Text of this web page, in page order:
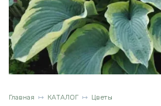
Главная КАТАЛОГ Цветы